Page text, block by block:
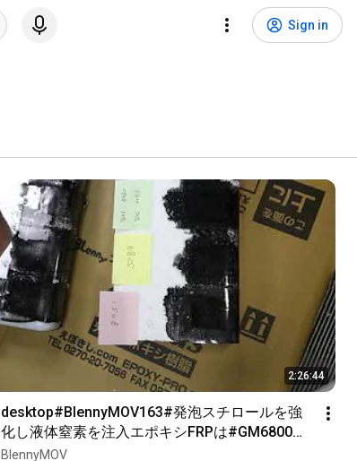
Sign in
2:26:44
desktop#BlennyMOV163#発泡スチロールを強
化し液体窒素を注入エポキシFRPは#GM6800ハ
イブリッドGM6800とGM1508#6815#1508の
BlennyMOV